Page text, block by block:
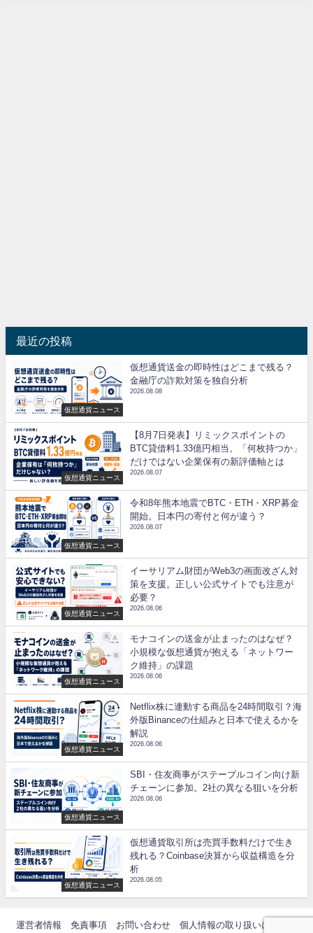
最近の投稿
仮想通貨ニュース
仮想通貨送金の即時性はどこまで残る？
金融庁の詐欺対策を独自分析
2026.08.08
仮想通貨ニュース
【8月7日発表】リミックスポイントの
BTC貸借料1.33億円相当。「何枚持つか」
だけではない企業保有の新評価軸とは
2026.08.07
仮想通貨ニュース
令和8年熊本地震でBTC・ETH・XRP募金
開始。日本円の寄付と何が違う？
2026.08.07
仮想通貨ニュース
イーサリアム財団がWeb3の画面改ざん対
策を支援。正しい公式サイトでも注意が
必要？
2026.08.06
仮想通貨ニュース
モナコインの送金が止まったのはなぜ？
小規模な仮想通貨が抱える「ネットワー
ク維持」の課題
2026.08.06
仮想通貨ニュース
Netflix株に連動する商品を24時間取引？海
外版Binanceの仕組みと日本で使えるかを
解説
2026.08.06
仮想通貨ニュース
SBI・住友商事がステーブルコイン向け新
チェーンに参加。2社の異なる狙いを分析
2026.08.06
仮想通貨ニュース
仮想通貨取引所は売買手数料だけで生き
残れる？Coinbase決算から収益構造を分
析
2026.08.05
運営者情報 免責事項 お問い合わせ 個人情報の取り扱いについて